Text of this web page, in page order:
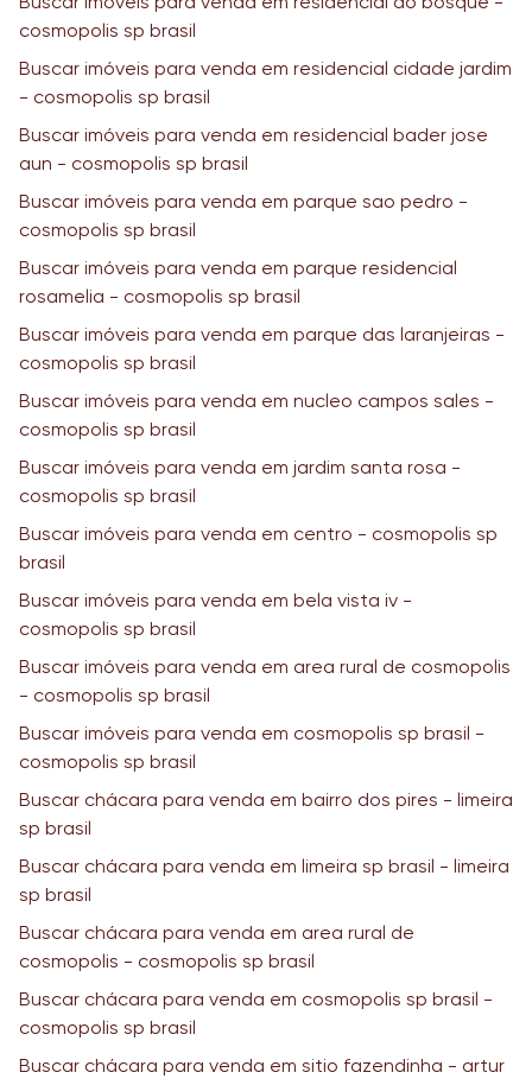
cosmopolis sp brasil
Buscar imóveis para venda em residencial cidade jardim
- cosmopolis sp brasil
Buscar imóveis para venda em residencial bader jose
aun - cosmopolis sp brasil
Buscar imóveis para venda em parque sao pedro -
cosmopolis sp brasil
Buscar imóveis para venda em parque residencial
rosamelia - cosmopolis sp brasil
Buscar imóveis para venda em parque das laranjeiras -
cosmopolis sp brasil
Buscar imóveis para venda em nucleo campos sales -
cosmopolis sp brasil
Buscar imóveis para venda em jardim santa rosa -
cosmopolis sp brasil
Buscar imóveis para venda em centro - cosmopolis sp
brasil
Buscar imóveis para venda em bela vista iv -
cosmopolis sp brasil
Buscar imóveis para venda em area rural de cosmopolis
- cosmopolis sp brasil
Buscar imóveis para venda em cosmopolis sp brasil -
cosmopolis sp brasil
Buscar chácara para venda em bairro dos pires - limeira
sp brasil
Buscar chácara para venda em limeira sp brasil - limeira
sp brasil
Buscar chácara para venda em area rural de
cosmopolis - cosmopolis sp brasil
Buscar chácara para venda em cosmopolis sp brasil -
cosmopolis sp brasil
Buscar chácara para venda em sitio fazendinha - artur